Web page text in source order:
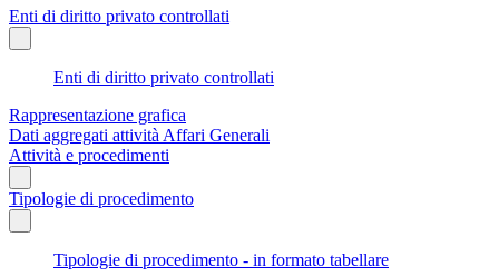
Enti di diritto privato controllati
Enti di diritto privato controllati
Rappresentazione grafica
Dati aggregati attività Affari Generali
Attività e procedimenti
Tipologie di procedimento
Tipologie di procedimento - in formato tabellare